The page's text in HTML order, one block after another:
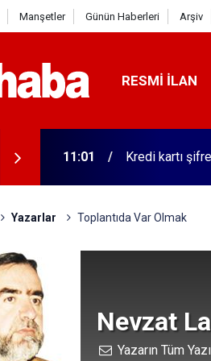
Manşetler Günün Haberleri Arşiv
RESMI İLAN
11:00 Hayatın
Yazarlar Toplantıda Var Olmak
Nevzat
Yazarın Tüm